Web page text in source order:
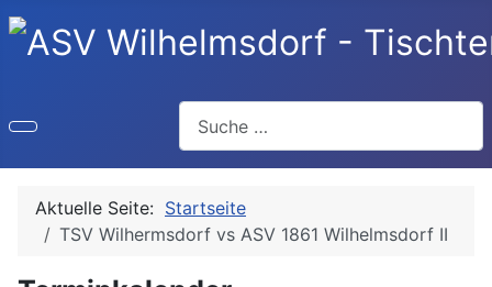
Aktuelle Seite: Startseite
TSV Wilhermsdorf vs ASV 1861 Wilhelmsdorf II